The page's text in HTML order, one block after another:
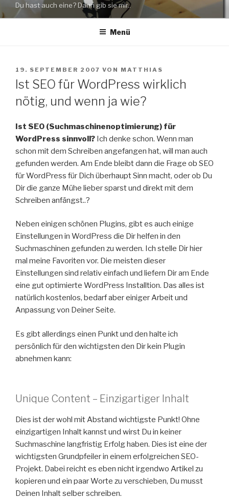
springenDu hast auch eine? Dann gib sie mir..
Menü
VERÖFFENTLICHT
AM
19. SEPTEMBER 2007 VON MATTHIAS
Ist SEO für WordPress wirklich
nötig, und wenn ja wie?
Ist SEO (Suchmaschinenoptimierung) für
WordPress sinnvoll? Ich denke schon. Wenn man
schon mit dem Schreiben angefangen hat, will man auch
gefunden werden. Am Ende bleibt dann die Frage ob SEO
für WordPress für Dich überhaupt Sinn macht, oder ob Du
Dir die ganze Mühe lieber sparst und direkt mit dem
Schreiben anfängst..?
Neben einigen schönen Plugins, gibt es auch einige
Einstellungen in WordPress die Dir helfen in den
Suchmaschinen gefunden zu werden. Ich stelle Dir hier
mal meine Favoriten vor. Die meisten dieser
Einstellungen sind relativ einfach und liefern Dir am Ende
eine gut optimierte WordPress Installtion. Das alles ist
natürlich kostenlos, bedarf aber einiger Arbeit und
Anpassung von Deiner Seite.
Es gibt allerdings einen Punkt und den halte ich
persönlich für den wichtigsten den Dir kein Plugin
abnehmen kann:
Unique Content – Einzigartiger Inhalt
Dies ist der wohl mit Abstand wichtigste Punkt! Ohne
einzigartigen Inhalt kannst und wirst Du in keiner
Suchmaschine langfristig Erfolg haben. Dies ist eine der
wichtigsten Grundpfeiler in einem erfolgreichen SEO-
Projekt. Dabei reicht es eben nicht irgendwo Artikel zu
kopieren und ein paar Worte zu verschieben, Du musst
Deinen Inhalt selber schreiben.